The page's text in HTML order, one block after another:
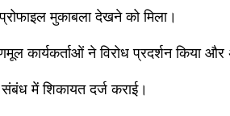
मुकाबला देखने को मिला।
कार्यकर्ताओं ने विरोध प्रदर्शन किया
में शिकायत दर्ज कराई।